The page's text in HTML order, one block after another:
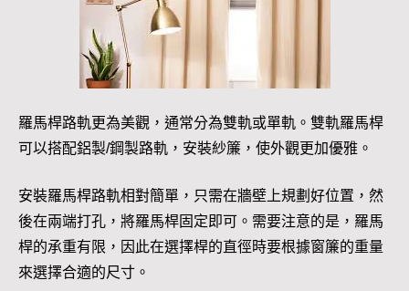
羅馬桿路軌更為美觀，通常分為雙軌或單軌。雙軌羅馬桿
可以搭配鋁製/鋼製路軌，安裝紗簾，使外觀更加優雅。
安裝羅馬桿路軌相對簡單，只需在牆壁上規劃好位置，然
後在兩端打孔，將羅馬桿固定即可。需要注意的是，羅馬
桿的承重有限，因此在選擇桿的直徑時要根據窗簾的重量
來選擇合適的尺寸。